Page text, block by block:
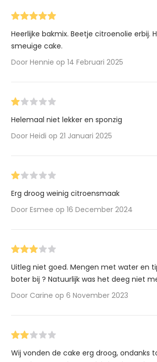
Heerlijke bakmix. Beetje citroenolie erbij.
smeuïge cake.
Door Hennie op 14 Februari 2025
Helemaal niet lekker en sponzig
Door Heidi op 21 Januari 2025
Erg droog weinig citroensmaak
Door Esmee op 16 December 2024
Uitleg niet goed. Mengen met water en
boter bij ? Natuurlijk was het deeg niet
Door Carine op 6 November 2023
Wij vonden de cake erg droog, ondanks